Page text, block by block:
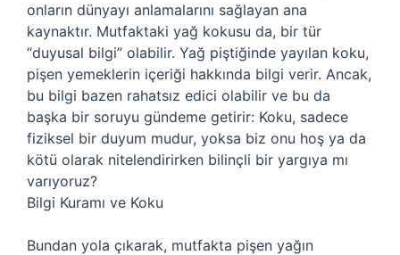
onların dünyayı anlamalarını sağlayan ana
kaynaktır. Mutfaktaki yağ kokusu da, bir tür
“duyusal bilgi” olabilir. Yağ piştiğinde yayılan koku,
pişen yemeklerin içeriği hakkında bilgi verir. Ancak,
bu bilgi bazen rahatsız edici olabilir ve bu da
başka bir soruyu gündeme getirir: Koku, sadece
fiziksel bir duyum mudur, yoksa biz onu hoş ya da
kötü olarak nitelendirirken bilinçli bir yargıya mı
varıyoruz?
Bilgi Kuramı ve Koku
Bundan yola çıkarak, mutfakta pişen yağın